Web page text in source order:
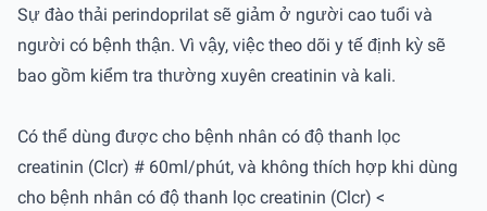
Sự đào thải perindoprilat sẽ giảm ở người cao tuổi và
người có bệnh thận. Vì vậy, việc theo dõi y tế định kỳ sẽ
bao gồm kiểm tra thường xuyên creatinin và kali.
Có thể dùng được cho bệnh nhân có độ thanh lọc
creatinin (Clcr) # 60ml/phút, và không thích hợp khi dùng
cho bệnh nhân có độ thanh lọc creatinin (Clcr) <